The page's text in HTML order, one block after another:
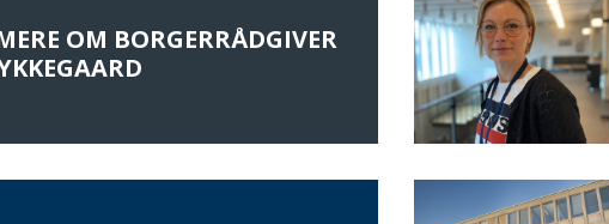
OM BORGERRÅDGIVER